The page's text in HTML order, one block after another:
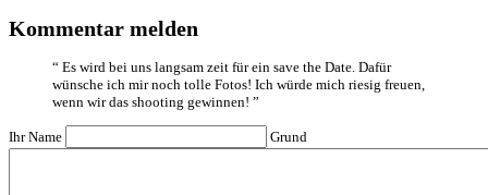
Kommentar melden
“ Es wird bei uns langsam zeit für ein save the Date. Dafür
wünsche ich mir noch tolle Fotos! Ich würde mich riesig freuen,
wenn wir das shooting gewinnen! ”
Ihr Name Grund